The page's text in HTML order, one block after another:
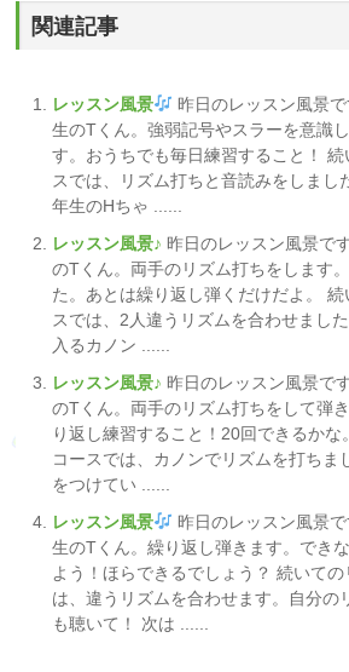
関連記事
レッスン風景
昨日のレッスン風景
生のTくん。強弱記号やスラーを意識
す。おうちでも毎日練習すること！
スでは、リズム打ちと音読みをしまし
年生のHちゃ ......
レッスン風景♪ 昨日のレッスン風景で
のTくん。両手のリズム打ちをします
た。あとは繰り返し弾くだけだよ。
スでは、2人違うリズムを合わせまし
入るカノン ......
レッスン風景♪ 昨日のレッスン風景で
のTくん。両手のリズム打ちをして弾
り返し練習すること！20回できるかな
コースでは、カノンでリズムを打ちま
をつけてい ......
レッスン風景
昨日のレッスン風景
生のTくん。繰り返し弾きます。でき
よう！ほらできるでしょう？ 続いて
は、違うリズムを合わせます。自分の
も聴いて！ 次は ......